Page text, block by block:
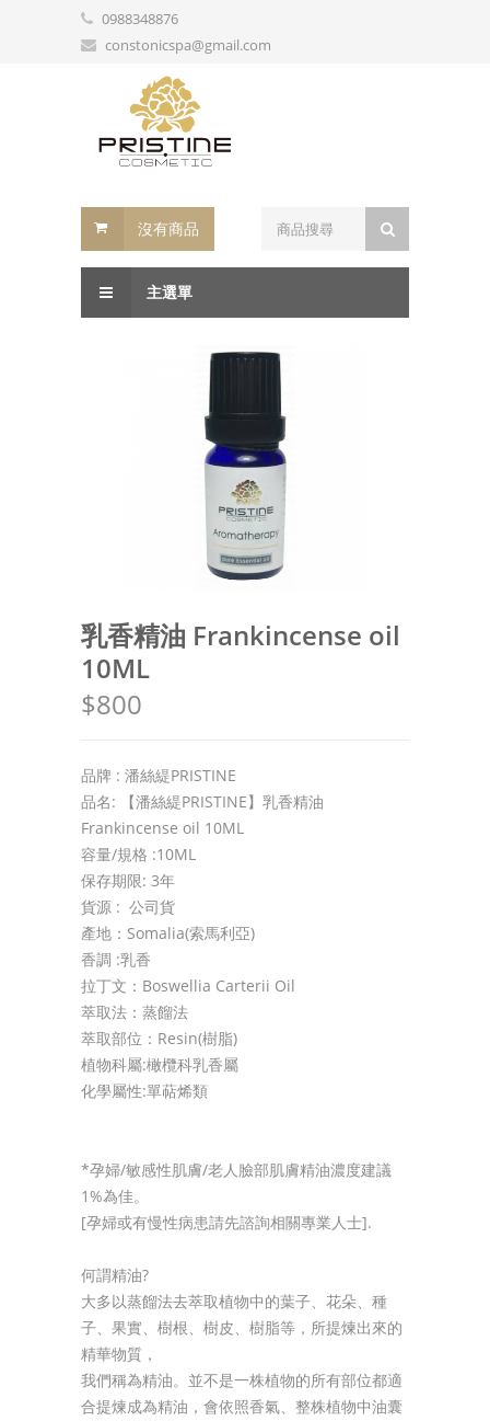
0988348876
constonicspa@gmail.com
沒有商品
主選單
乳香精油 Frankincense oil
10ML
$800
品牌 : 潘絲緹PRISTINE
品名: 【潘絲緹PRISTINE】乳香精油
Frankincense oil 10ML
容量/規格 :10ML
保存期限: 3年
貨源 : 公司貨
產地：Somalia(索馬利亞)
香調 :乳香
拉丁文：Boswellia Carterii Oil
萃取法：蒸餾法
萃取部位：Resin(樹脂)
植物科屬:橄欖科乳香屬
化學屬性:單萜烯類
*孕婦/敏感性肌膚/老人臉部肌膚精油濃度建議
1%為佳。
[孕婦或有慢性病患請先諮詢相關專業人士].
何謂精油?
大多以蒸餾法去萃取植物中的葉子、花朵、種
子、果實、樹根、樹皮、樹脂等，所提煉出來的
精華物質，
我們稱為精油。並不是一株植物的所有部位都適
合提煉成為精油，會依照香氣、整株植物中油囊